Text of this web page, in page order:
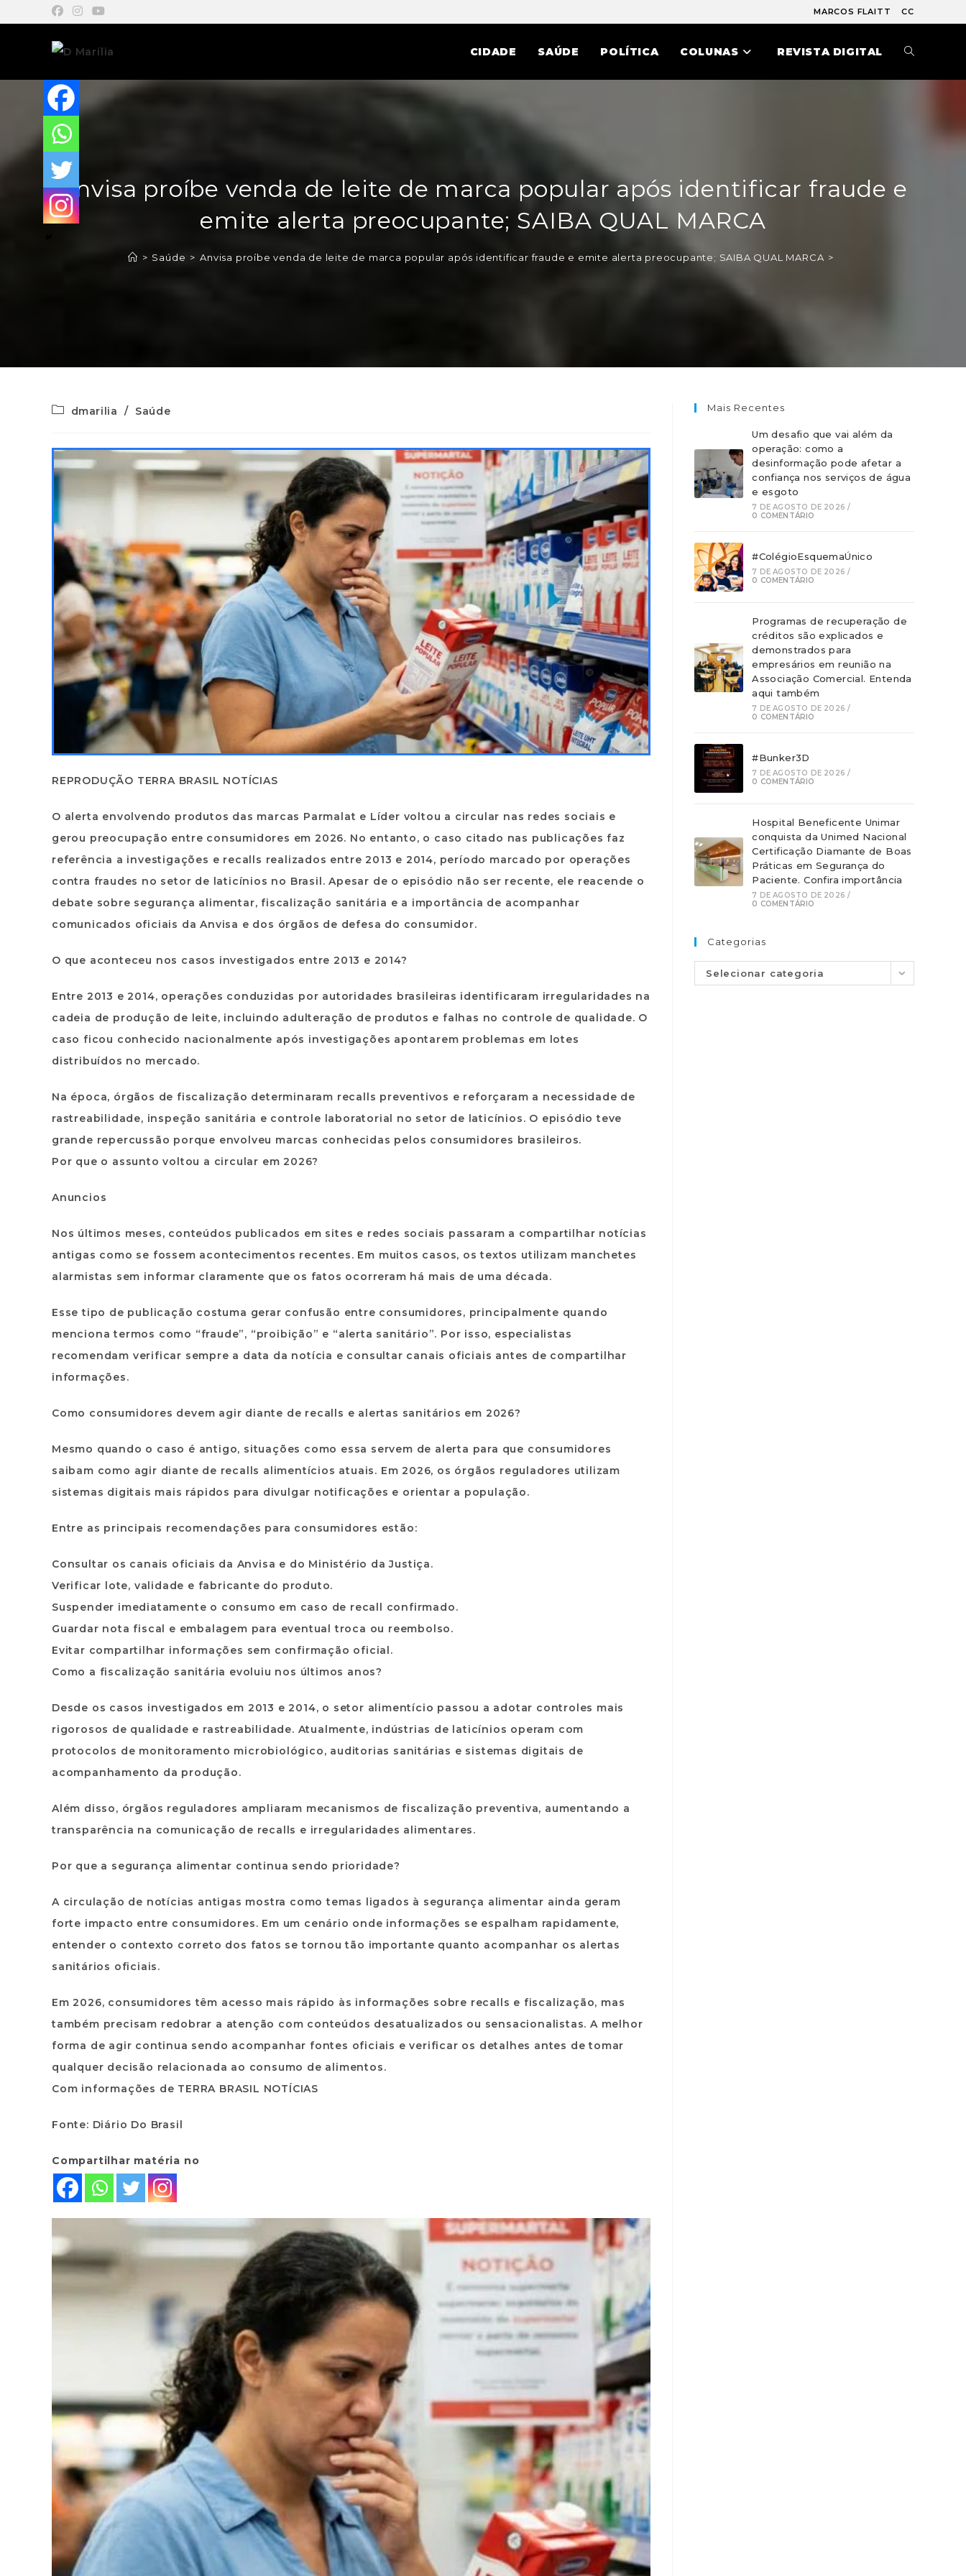
MARCOS FLAITT CC
CIDADE SAÚDE POLÍTICA COLUNAS REVISTA DIGITAL
Anvisa proíbe venda de leite de marca popular após identificar fraude e
emite alerta preocupante; SAIBA QUAL MARCA
> Saúde > Anvisa proíbe venda de leite de marca popular após identificar fraude e emite alerta preocupante; SAIBA QUAL MARCA >
dmarilia / Saúde
REPRODUÇÃO TERRA BRASIL NOTÍCIAS
O alerta envolvendo produtos das marcas Parmalat e Líder voltou a circular nas redes sociais e
gerou preocupação entre consumidores em 2026. No entanto, o caso citado nas publicações faz
referência a investigações e recalls realizados entre 2013 e 2014, período marcado por operações
contra fraudes no setor de laticínios no Brasil. Apesar de o episódio não ser recente, ele reacende o
debate sobre segurança alimentar, fiscalização sanitária e a importância de acompanhar
comunicados oficiais da Anvisa e dos órgãos de defesa do consumidor.
O que aconteceu nos casos investigados entre 2013 e 2014?
Entre 2013 e 2014, operações conduzidas por autoridades brasileiras identificaram irregularidades na
cadeia de produção de leite, incluindo adulteração de produtos e falhas no controle de qualidade. O
caso ficou conhecido nacionalmente após investigações apontarem problemas em lotes
distribuídos no mercado.
Na época, órgãos de fiscalização determinaram recalls preventivos e reforçaram a necessidade de
rastreabilidade, inspeção sanitária e controle laboratorial no setor de laticínios. O episódio teve
grande repercussão porque envolveu marcas conhecidas pelos consumidores brasileiros.
Por que o assunto voltou a circular em 2026?
Anuncios
Nos últimos meses, conteúdos publicados em sites e redes sociais passaram a compartilhar notícias
antigas como se fossem acontecimentos recentes. Em muitos casos, os textos utilizam manchetes
alarmistas sem informar claramente que os fatos ocorreram há mais de uma década.
Esse tipo de publicação costuma gerar confusão entre consumidores, principalmente quando
menciona termos como “fraude”, “proibição” e “alerta sanitário”. Por isso, especialistas
recomendam verificar sempre a data da notícia e consultar canais oficiais antes de compartilhar
informações.
Como consumidores devem agir diante de recalls e alertas sanitários em 2026?
Mesmo quando o caso é antigo, situações como essa servem de alerta para que consumidores
saibam como agir diante de recalls alimentícios atuais. Em 2026, os órgãos reguladores utilizam
sistemas digitais mais rápidos para divulgar notificações e orientar a população.
Entre as principais recomendações para consumidores estão:
Consultar os canais oficiais da Anvisa e do Ministério da Justiça.
Verificar lote, validade e fabricante do produto.
Suspender imediatamente o consumo em caso de recall confirmado.
Guardar nota fiscal e embalagem para eventual troca ou reembolso.
Evitar compartilhar informações sem confirmação oficial.
Como a fiscalização sanitária evoluiu nos últimos anos?
Desde os casos investigados em 2013 e 2014, o setor alimentício passou a adotar controles mais
rigorosos de qualidade e rastreabilidade. Atualmente, indústrias de laticínios operam com
protocolos de monitoramento microbiológico, auditorias sanitárias e sistemas digitais de
acompanhamento da produção.
Além disso, órgãos reguladores ampliaram mecanismos de fiscalização preventiva, aumentando a
transparência na comunicação de recalls e irregularidades alimentares.
Por que a segurança alimentar continua sendo prioridade?
A circulação de notícias antigas mostra como temas ligados à segurança alimentar ainda geram
forte impacto entre consumidores. Em um cenário onde informações se espalham rapidamente,
entender o contexto correto dos fatos se tornou tão importante quanto acompanhar os alertas
sanitários oficiais.
Em 2026, consumidores têm acesso mais rápido às informações sobre recalls e fiscalização, mas
também precisam redobrar a atenção com conteúdos desatualizados ou sensacionalistas. A melhor
forma de agir continua sendo acompanhar fontes oficiais e verificar os detalhes antes de tomar
qualquer decisão relacionada ao consumo de alimentos.
Com informações de TERRA BRASIL NOTÍCIAS
Fonte: Diário Do Brasil
Compartilhar matéria no
Mais Recentes
Um desafio que vai além da
operação: como a
desinformação pode afetar a
confiança nos serviços de água
e esgoto
7 DE AGOSTO DE 2026 /
0 COMENTÁRIO
#ColégioEsquemaÚnico
7 DE AGOSTO DE 2026 /
0 COMENTÁRIO
Programas de recuperação de
créditos são explicados e
demonstrados para
empresários em reunião na
Associação Comercial. Entenda
aqui também
7 DE AGOSTO DE 2026 /
0 COMENTÁRIO
#Bunker3D
7 DE AGOSTO DE 2026 /
0 COMENTÁRIO
Hospital Beneficente Unimar
conquista da Unimed Nacional
Certificação Diamante de Boas
Práticas em Segurança do
Paciente. Confira importância
7 DE AGOSTO DE 2026 /
0 COMENTÁRIO
Categorias
Selecionar categoria